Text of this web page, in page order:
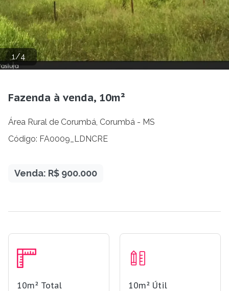
1/4
Fazenda à venda, 10m²
Área Rural de Corumbá, Corumbá - MS
Código: FA0009_LDNCRE
Venda: R$ 900.000
10m² Total 10m² Útil